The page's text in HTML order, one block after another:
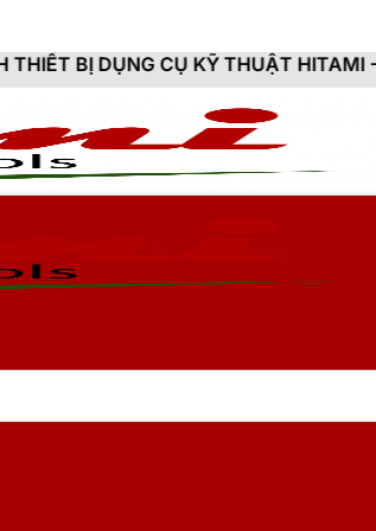
- CUNG CẤP SẢN PHẨM CHÍNH